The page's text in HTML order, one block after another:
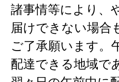
諸事情等により、
届けできない場合
ご了承願います。
配達できる地域で